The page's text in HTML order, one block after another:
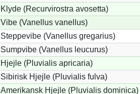
Klyde (Recurvirostra avosetta)
Vibe (Vanellus vanellus)
Steppevibe (Vanellus gregarius)
Sumpvibe (Vanellus leucurus)
Hjejle (Pluvialis apricaria)
Sibirisk Hjejle (Pluvialis fulva)
Amerikansk Hjejle (Pluvialis dominica)